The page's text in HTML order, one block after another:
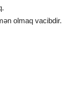
olmaq vacibdir.